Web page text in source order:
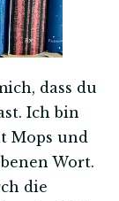
dass du
Ich bin
Mops und
Wort.
die